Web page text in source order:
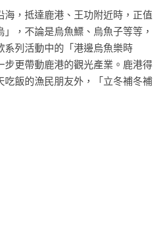
，抵達鹿港、王功附近時，正值
，不論是烏魚鰾、烏魚子等等，
系列活動中的「港邊烏魚樂時
更帶動鹿港的觀光產業。鹿港得
飯的漁民朋友外，「立冬補冬補